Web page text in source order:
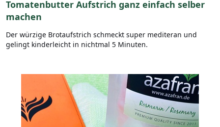
Tomatenbutter Aufstrich ganz einfach selber
machen
Der würzige Brotaufstrich schmeckt super mediteran und
gelingt kinderleicht in nichtmal 5 Minuten.